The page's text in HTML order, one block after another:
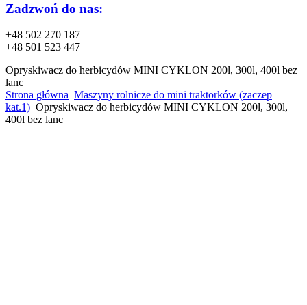
Zadzwoń do nas:
+48 502 270 187
+48 501 523 447
Opryskiwacz do herbicydów MINI CYKLON 200l, 300l, 400l bez
lanc
Strona główna Maszyny rolnicze do mini traktorków (zaczep
kat.1) Opryskiwacz do herbicydów MINI CYKLON 200l, 300l,
400l bez lanc